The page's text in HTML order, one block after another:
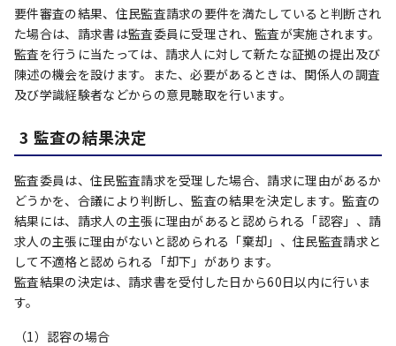
要件審査の結果、住民監査請求の要件を満たしていると判断され
た場合は、請求書は監査委員に受理され、監査が実施されます。
監査を行うに当たっては、請求人に対して新たな証拠の提出及び
陳述の機会を設けます。また、必要があるときは、関係人の調査
及び学識経験者などからの意見聴取を行います。
3 監査の結果決定
監査委員は、住民監査請求を受理した場合、請求に理由があるか
どうかを、合議により判断し、監査の結果を決定します。監査の
結果には、請求人の主張に理由があると認められる「認容」、請
求人の主張に理由がないと認められる「棄却」、住民監査請求と
して不適格と認められる「却下」があります。
監査結果の決定は、請求書を受付した日から60日以内に行いま
す。
（1）認容の場合